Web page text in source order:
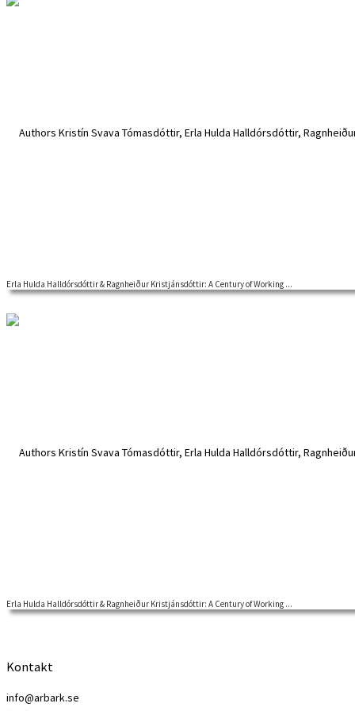
Welcome to a Nordic Labour History Network webinar The lecture is
Erla Hulda Halldórsdóttir & Ragnheiður Kristjánsdóttir: A Century of Working ...
Lecture | 18 May 2021 14.00-14.45 Welcome to a Nordic Labour
Erla Hulda Halldórsdóttir & Ragnheiður Kristjánsdóttir: A Century of Working ...
Kontakt
info@arbark.se